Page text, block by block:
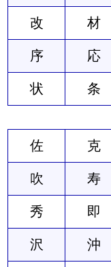
改 材
序 応
状 条
佐 克
吹 寿
秀 即
沢 沖